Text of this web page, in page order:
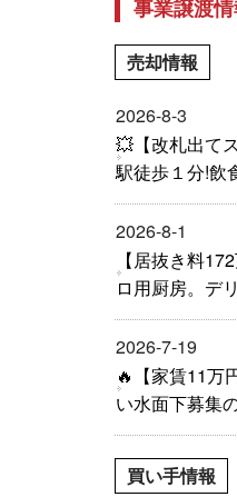
事業譲渡
売却情報
2026-8-3
💥【改札出て
駅徒歩１分!飲
2026-8-1
【居抜き料
ロ用厨房。デ
2026-7-19
🔥【家賃11万
い水面下募集
買い手情報